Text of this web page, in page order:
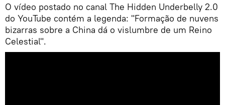
O vídeo postado no canal The Hidden Underbelly 2.0
do YouTube contém a legenda: "Formação de nuvens
bizarras sobre a China dá o vislumbre de um Reino
Celestial".